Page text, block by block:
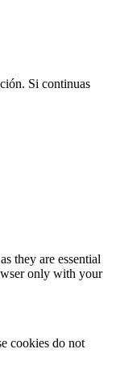
Si continuas
they are essential
only with your
cookies do not